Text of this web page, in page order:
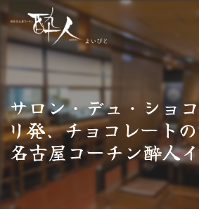
サロン・デュ・ショ
リ発、チョコレート
名古屋コーチン酔人